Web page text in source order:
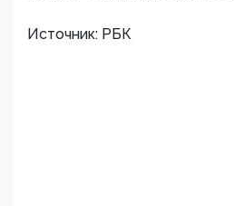
Источник: РБК